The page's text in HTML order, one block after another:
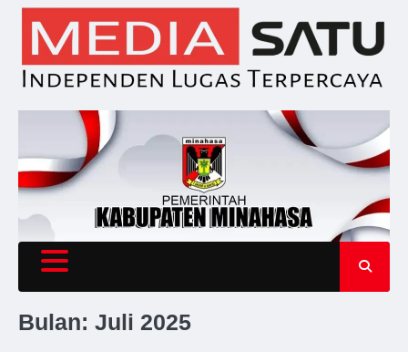
Skip
content
Bulan: Juli 2025